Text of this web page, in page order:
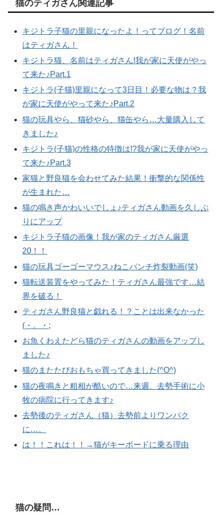
猫のティガさん関連記事
キジトラ子猫の里親になったよ！ってブログ！名前
はティガさん！
キジトラ猫、名前はティガさん!我が家に天使がやっ
て来た♪Part.1
キジトラ(子猫)里親になって3日目！必要な物は？我
が家に天使がやって来た♪Part.2
猫の玩具やら、猫砂やら、猫缶やら…大量購入して
きました♪
キジトラ(子猫)の性格の特徴は!?我が家に天使がやっ
て来た♪Part.3
家猫と野良猫を会わせてみた結果！衝撃的な関係性
が生まれた…
猫の鳴き声かわいいでしょ♪ティガさん動画を久しぶ
りにアップ
キジトラ子猫の画像！我が家のティガさん厳選
20！！
猫の玩具ゴーゴーマウス♪ねこパンチ炸裂動画(笑)
猫転送装置をやってみた！ティガさん最強です…結
界を破る！
ティガさん野良猫と戯れる！？ことは出来なかった
(・。・;
お魚くわえたどら猫のティガさんの動画をアップし
ました♪
猫のまたたびおもちゃ買ってきました(^O^)
猫の夜鳴きと粗相が酷いので…来週、去勢手術に小
牧の病院に行ってきます♪
去勢後のティガさん（猫）去勢前よりワンパク
に…。
は！！これは！！→猫がキーボードに乗る理由
猫の疑問…